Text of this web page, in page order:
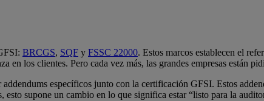
BRCGS, SQF y FSSC 22000. Estos marcos establecen el
los clientes. Pero cada vez más, las grandes empresas están
específicos junto con la certificación GFSI. Estos
esto supone un cambio en lo que significa estar “listo para la